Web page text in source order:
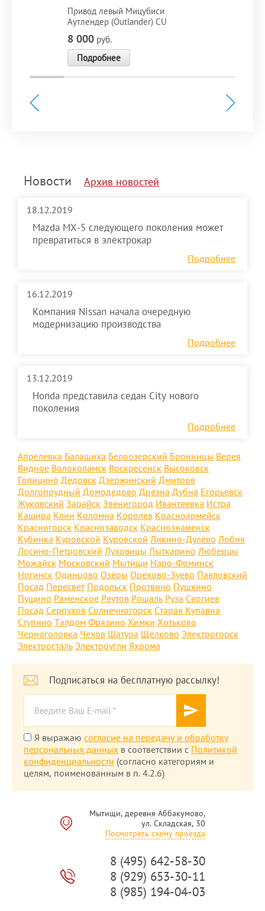
Привод левый Мицубиси
Аутлендер (Outlander) CU
8 000 руб.
Подробнее
Новости Архив новостей
18.12.2019
Mazda MX-5 следующего поколения может
превратиться в электрокар
Подробнее
16.12.2019
Компания Nissan начала очередную
модернизацию производства
Подробнее
13.12.2019
Honda представила седан City нового
поколения
Подробнее
Апрелевка Балашиха Белоозерский Бронницы Верея
Видное Волоколамск Воскресенск Высоковск
Голицино Дедовск Дзержинский Дмитров
Долгопрудный Домодедово Дрезна Дубна Егорьевск
Жуковский Зарайск Звенигород Ивантеевка Истра
Кашира Клин Коломна Королев Красноармейск
Красногорск Краснозаводск Краснознаменск
Кубинка Куровской Куровской Ликино-Дулёво Лобня
Лосино-Петровский Луховицы Лыткарино Люберцы
Можайск Московский Мытищи Наро-Фоминск
Ногинск Одинцово Озёры Орехово-Зуево Павловский
Посад Пересвет Подольск Протвино Пушкино
Пущино Раменское Реутов Рошаль Руза Сергиев
Посад Серпухов Солнечногорск Старая Купавна
Ступино Талдом Фрязино Химки Хотьково
Черноголовка Чехов Шатура Щёлково Электрогорск
Электросталь Электроугли Яхрома
Подписаться на бесплатную рассылку!
Я выражаю согласие на передачу и обработку
персональных данных в соответствии с Политикой
конфиденциальности (согласно категориям и
целям, поименованным в п. 4.2.6)
Мытищи, деревня Аббакумово,
ул. Складская, 30
Посмотреть схему проезда
8 (495) 642-58-30
8 (929) 653-30-11
8 (985) 194-04-03